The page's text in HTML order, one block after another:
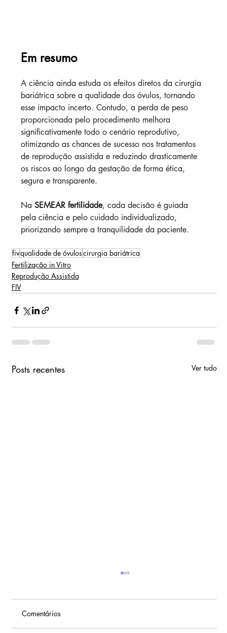
Em resumo
A ciência ainda estuda os efeitos diretos da cirurgia
bariátrica sobre a qualidade dos óvulos, tornando
esse impacto incerto. Contudo, a perda de peso
proporcionada pelo procedimento melhora
significativamente todo o cenário reprodutivo,
otimizando as chances de sucesso nos tratamentos
de reprodução assistida e reduzindo drasticamente
os riscos ao longo da gestação de forma ética,
segura e transparente.
Na SEMEAR fertilidade, cada decisão é guiada
pela ciência e pelo cuidado individualizado,
priorizando sempre a tranquilidade da paciente.
fivqualidade de óvuloscirurgia bariátrica
Fertilização in Vitro
Reprodução Assistida
FIV
Posts recentes Ver tudo
Comentários